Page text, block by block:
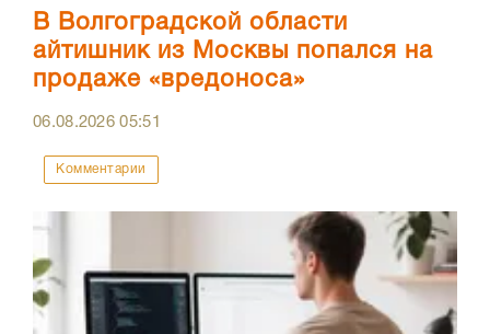
В Волгоградской области
айтишник из Москвы попался на
продаже «вредоноса»
06.08.202605:51
Комментарии